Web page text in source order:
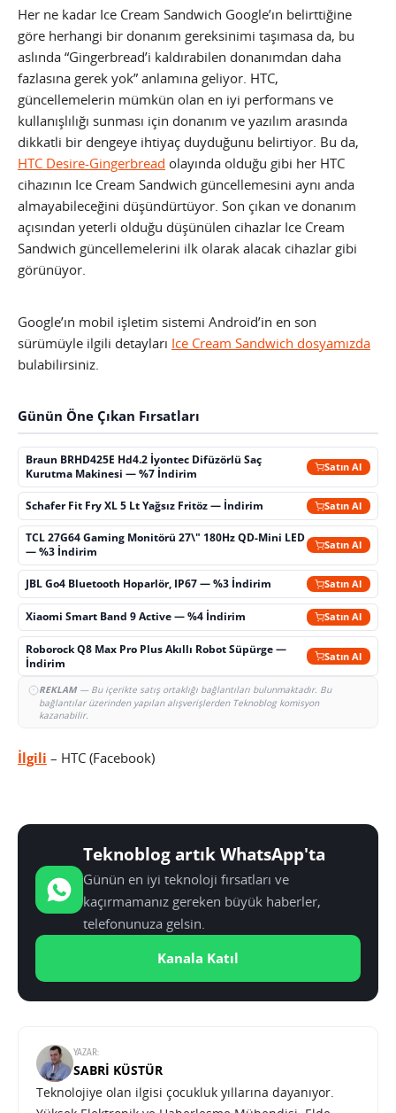
Her ne kadar Ice Cream Sandwich Google’ın belirttiğine
göre herhangi bir donanım gereksinimi taşımasa da, bu
aslında “Gingerbread’i kaldırabilen donanımdan daha
fazlasına gerek yok” anlamına geliyor. HTC,
güncellemelerin mümkün olan en iyi performans ve
kullanışlılığı sunması için donanım ve yazılım arasında
dikkatli bir dengeye ihtiyaç duyduğunu belirtiyor. Bu da,
HTC Desire-Gingerbread olayında olduğu gibi her HTC
cihazının Ice Cream Sandwich güncellemesini aynı anda
almayabileceğini düşündürtüyor. Son çıkan ve donanım
açısından yeterli olduğu düşünülen cihazlar Ice Cream
Sandwich güncellemelerini ilk olarak alacak cihazlar gibi
görünüyor.
Google’ın mobil işletim sistemi Android’in en son
sürümüyle ilgili detayları Ice Cream Sandwich dosyamızda
bulabilirsiniz.
Günün Öne Çıkan Fırsatları
Braun BRHD425E Hd4.2 İyontec Difüzörlü Saç
Kurutma Makinesi — %7 İndirim
Satın Al
Schafer Fit Fry XL 5 Lt Yağsız Fritöz — İndirim Satın Al
TCL 27G64 Gaming Monitörü 27\" 180Hz QD-Mini LED
— %3 İndirim
Satın Al
JBL Go4 Bluetooth Hoparlör, IP67 — %3 İndirim Satın Al
Xiaomi Smart Band 9 Active — %4 İndirim Satın Al
Roborock Q8 Max Pro Plus Akıllı Robot Süpürge —
İndirim
Satın Al
REKLAM— Bu içerikte satış ortaklığı bağlantıları bulunmaktadır. Bu
bağlantılar üzerinden yapılan alışverişlerden Teknoblog komisyon
kazanabilir.
İlgili – HTC (Facebook)
Teknoblog artık WhatsApp'ta
Günün en iyi teknoloji fırsatları ve
kaçırmamanız gereken büyük haberler,
telefonunuza gelsin.
Kanala Katıl
YAZAR:
SABRI KÜSTÜR
Teknolojiye olan ilgisi çocukluk yıllarına dayanıyor.